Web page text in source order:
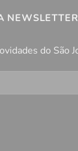
NEWSLETTER
do São